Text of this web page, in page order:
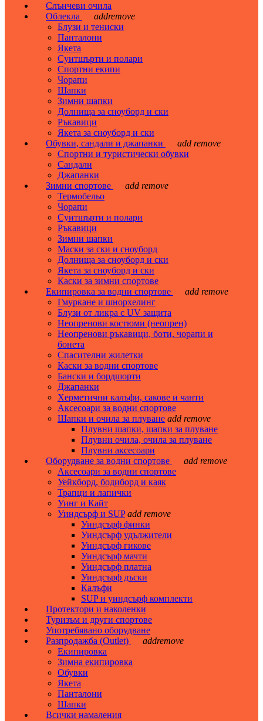
Слънчеви очила
Облекла
addremove
Блузи и тениски
Панталони
Якета
Суитшърти и полари
Спортни екипи
Чорапи
Шапки
Зимни шапки
Долнища за сноуборд и ски
Ръкавици
Якета за сноуборд и ски
Обувки, сандали и джапанки
add remove
Спортни и туристически обувки
Сандали
Джапанки
Зимни спортове
add remove
Термобельо
Чорапи
Суитшърти и полари
Ръкавици
Зимни шапки
Маски за ски и сноуборд
Долнища за сноуборд и ски
Якета за сноуборд и ски
Каски за зимни спортове
Екипировка за водни спортове
add remove
Гмуркане и шнорхелинг
Блузи от ликра с UV защита
Неопренови костюми (неопрен)
Неопренови ръкавици, боти, чорапи и
бонета
Спасителни жилетки
Каски за водни спортове
Бански и бордшорти
Джапанки
Херметични калъфи, сакове и чанти
Аксесоари за водни спортове
Шапки и очила за плуване add remove
Плувни шапки, шапки за плуване
Плувни очила, очила за плуване
Плувни аксесоари
Оборудване за водни спортове
add remove
Аксесоари за водни спортове
Уейкборд, бодиборд и каяк
Трапци и лапички
Уинг и Кайт
Уиндсърф и SUP add remove
Уиндсърф финки
Уиндсърф удължители
Уиндсърф гикове
Уиндсърф мачти
Уиндсърф платна
Уиндсърф дъски
Калъфи
SUP и уиндсърф комплекти
Протектори и наколенки
Туризъм и други спортове
Употребявано оборудване
Разпродажба (Outlet)
addremove
Екипировка
Зимна екипировка
Обувки
Якета
Панталони
Шапки
Всички намаления